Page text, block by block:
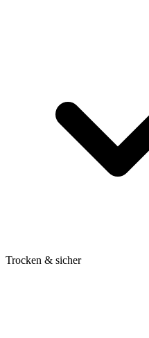
Trocken & sicher